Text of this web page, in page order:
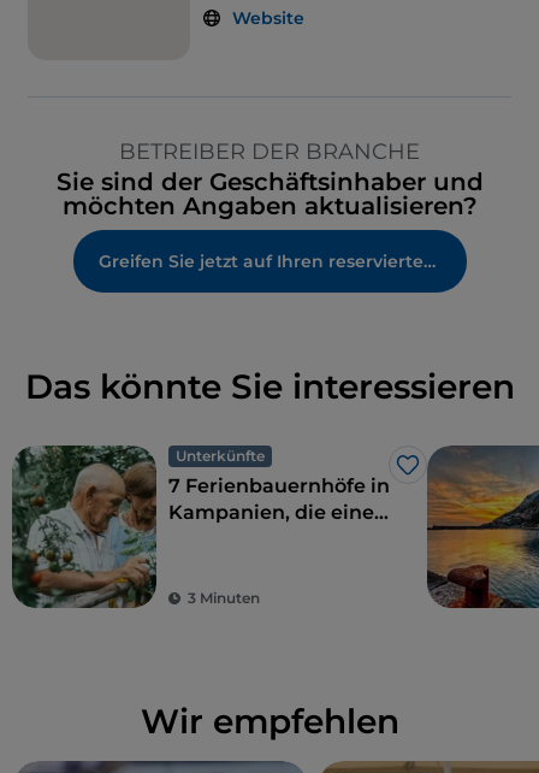
Website
BETREIBER DER BRANCHE
Sie sind der Geschäftsinhaber und
möchten Angaben aktualisieren?
Greifen Sie jetzt auf Ihren reservierten Bereich zu
Das könnte Sie interessieren
Unterkünfte
Like
7 Ferienbauernhöfe in
Kampanien, die eine
Nachhaltigkeit und
3 Minuten
Wir empfehlen